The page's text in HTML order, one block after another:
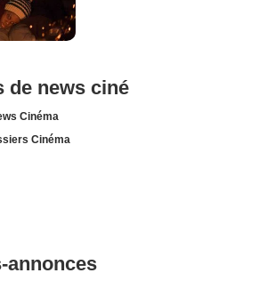
de news ciné
Cinéma
Cinéma
annonces